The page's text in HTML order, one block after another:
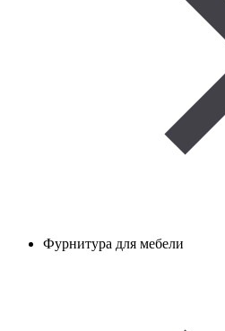
Фурнитура для мебели